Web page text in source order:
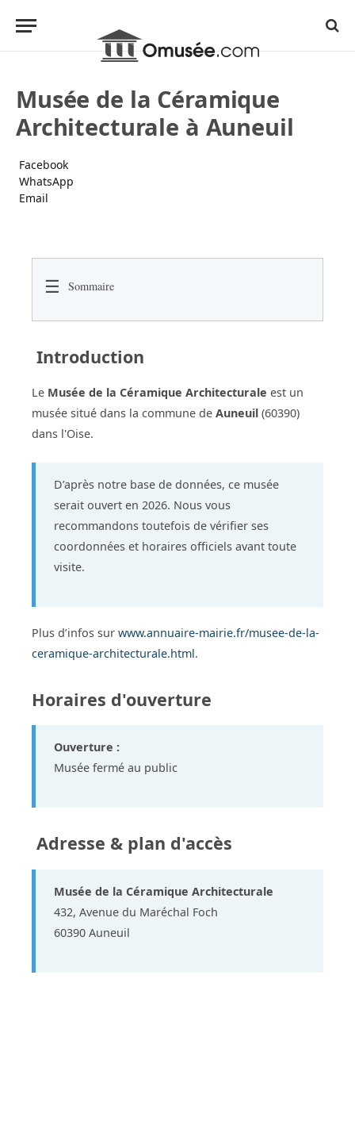
Musée de la Céramique
Architecturale à Auneuil
Facebook
WhatsApp
Email
☰ Sommaire
Introduction
Le Musée de la Céramique Architecturale est un
musée situé dans la commune de Auneuil (60390)
dans l'Oise.
D’après notre base de données, ce musée
serait ouvert en 2026. Nous vous
recommandons toutefois de vérifier ses
coordonnées et horaires officiels avant toute
visite.
Plus d’infos sur www.annuaire-mairie.fr/musee-de-la-
ceramique-architecturale.html.
Horaires d'ouverture
Ouverture :
Musée fermé au public
Adresse & plan d'accès
Musée de la Céramique Architecturale
432, Avenue du Maréchal Foch
60390 Auneuil